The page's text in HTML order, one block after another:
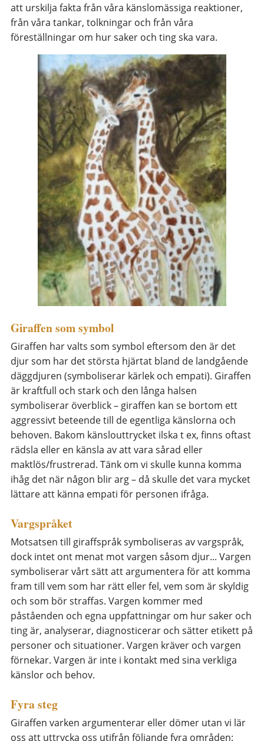
att urskilja fakta från våra känslomässiga reaktioner,
från våra tankar, tolkningar och från våra
föreställningar om hur saker och ting ska vara.
Giraffen som symbol
Giraffen har valts som symbol eftersom den är det
djur som har det största hjärtat bland de landgående
däggdjuren (symboliserar kärlek och empati). Giraffen
är kraftfull och stark och den långa halsen
symboliserar överblick – giraffen kan se bortom ett
aggressivt beteende till de egentliga känslorna och
behoven. Bakom känslouttrycket ilska t ex, finns oftast
rädsla eller en känsla av att vara sårad eller
maktlös/frustrerad. Tänk om vi skulle kunna komma
ihåg det när någon blir arg – då skulle det vara mycket
lättare att känna empati för personen ifråga.
Vargspråket
Motsatsen till giraffspråk symboliseras av vargspråk,
dock intet ont menat mot vargen såsom djur... Vargen
symboliserar vårt sätt att argumentera för att komma
fram till vem som har rätt eller fel, vem som är skyldig
och som bör straffas. Vargen kommer med
påståenden och egna uppfattningar om hur saker och
ting är, analyserar, diagnosticerar och sätter etikett på
personer och situationer. Vargen kräver och vargen
förnekar. Vargen är inte i kontakt med sina verkliga
känslor och behov.
Fyra steg
Giraffen varken argumenterar eller dömer utan vi lär
oss att uttrycka oss utifrån följande fyra områden: